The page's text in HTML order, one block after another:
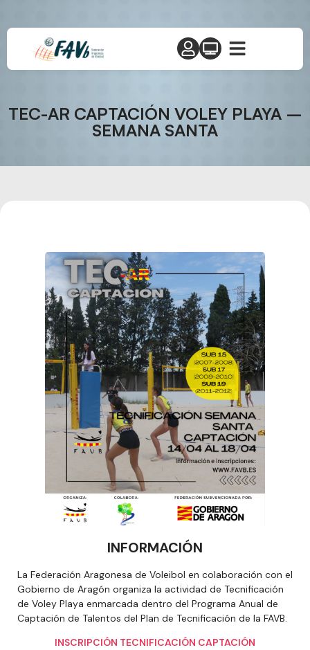
TEC-AR CAPTACIÓN VOLEY PLAYA –
SEMANA SANTA
INFORMACIÓN
La Federación Aragonesa de Voleibol en colaboración con el
Gobierno de Aragón organiza la actividad de Tecnificación
de Voley Playa enmarcada dentro del Programa Anual de
Captación de Talentos del Plan de Tecnificación de la FAVB.
INSCRIPCIÓN TECNIFICACIÓN CAPTACIÓN